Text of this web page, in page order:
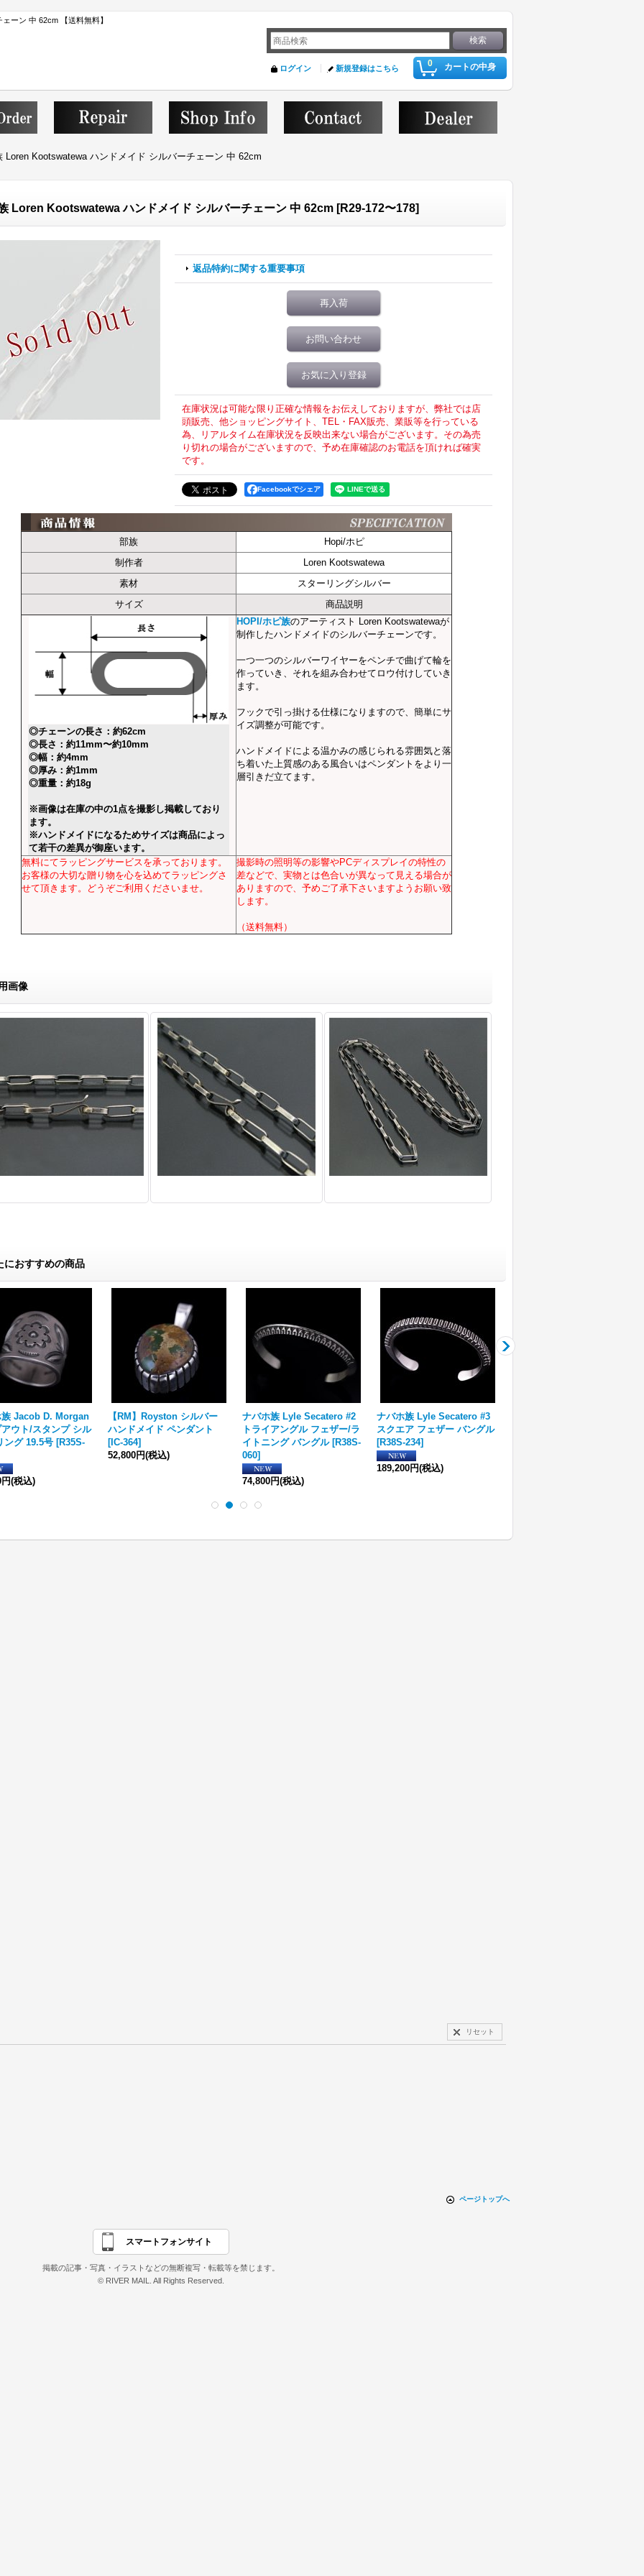
ーン 中 62cm 【送料無料】
0 カートの中身
ログイン 新規登録はこちら
Loren Kootswatewa ハンドメイド シルバーチェーン 中 62cm
Loren Kootswatewa ハンドメイド シルバーチェーン 中 62cm [R29-172〜178]
返品特約に関する重要事項
再入荷
お問い合わせ
お気に入り登録
在庫状況は可能な限り正確な情報をお伝えしておりますが、弊社では店
頭販売、他ショッピングサイト、TEL・FAX販売、業販等を行っている
為、リアルタイム在庫状況を反映出来ない場合がございます。その為売
り切れの場合がございますので、予め在庫確認のお電話を頂ければ確実
です。
Facebookでシェア
部族
Hopi/ホピ
制作者
Loren Kootswatewa
素材
スターリングシルバー
サイズ
商品説明
◎チェーンの長さ：約62cm
◎長さ：約11mm〜約10mm
◎幅：約4mm
◎厚み：約1mm
◎重量：約18g
※画像は在庫の中の1点を撮影し掲載しており
ます。
※ハンドメイドになるためサイズは商品によっ
て若干の差異が御座います。
HOPI/ホピ族のアーティスト Loren Kootswatewaが
制作したハンドメイドのシルバーチェーンです。
一つ一つのシルバーワイヤーをペンチで曲げて輪を
作っていき、それを組み合わせてロウ付けしていき
ます。
フックで引っ掛ける仕様になりますので、簡単にサ
イズ調整が可能です。
ハンドメイドによる温かみの感じられる雰囲気と落
ち着いた上質感のある風合いはペンダントをより一
層引きだ立てます。
無料にてラッピングサービスを承っております。
お客様の大切な贈り物を心を込めてラッピングさ
せて頂きます。どうぞご利用くださいませ。
撮影時の照明等の影響やPCディスプレイの特性の
差などで、実物とは色合いが異なって見える場合が
ありますので、予めご了承下さいますようお願い致
します。
（送料無料）
画像
におすすめの商品
族 Jacob D. Morgan
ウト/スタンプ シル
ング 19.5号 [R35S-
(税込)
【RM】Royston シルバー
ハンドメイド ペンダント
[IC-364]
52,800円(税込)
ナバホ族 Lyle Secatero #2
トライアングル フェザー/ラ
イトニング バングル [R38S-
060]
74,800円(税込)
ナバホ族 Lyle Secatero #3
スクエア フェザー バングル
[R38S-234]
189,200円(税込)
リセット
ページトップへ
スマートフォンサイト
掲載の記事・写真・イラストなどの無断複写・転載等を禁じます。
© RIVER MAIL. All Rights Reserved.